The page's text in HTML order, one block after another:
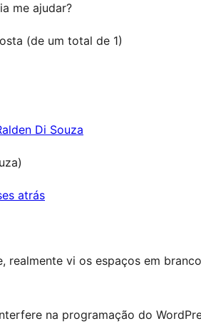
me ajudar?
(de um total de 1)
Di Souza
atrás
realmente vi os espaços em
na programação do